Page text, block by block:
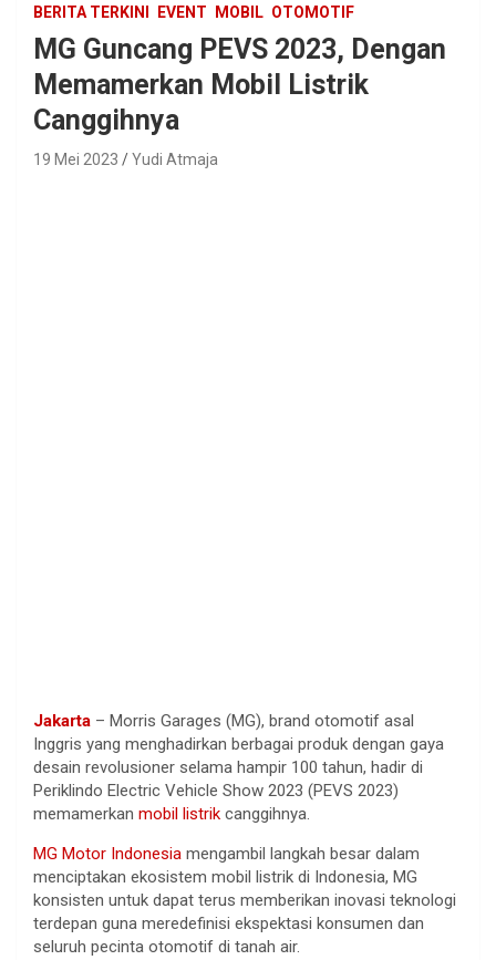
BERITA TERKINI EVENT MOBIL OTOMOTIF
MG Guncang PEVS 2023, Dengan
Memamerkan Mobil Listrik
Canggihnya
19 Mei 2023 Yudi Atmaja
Jakarta – Morris Garages (MG), brand otomotif asal
Inggris yang menghadirkan berbagai produk dengan gaya
desain revolusioner selama hampir 100 tahun, hadir di
Periklindo Electric Vehicle Show 2023 (PEVS 2023)
memamerkan mobil listrik canggihnya.
MG Motor Indonesia mengambil langkah besar dalam
menciptakan ekosistem mobil listrik di Indonesia, MG
konsisten untuk dapat terus memberikan inovasi teknologi
terdepan guna meredefinisi ekspektasi konsumen dan
seluruh pecinta otomotif di tanah air.